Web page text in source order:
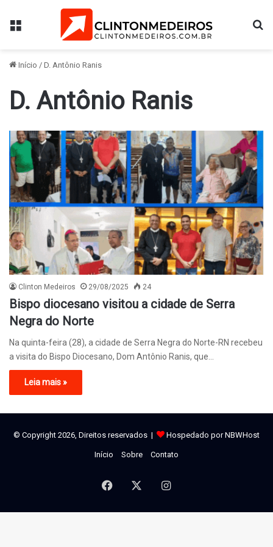
Menu
Início / D. Antônio Ranis
D. Antônio Ranis
Clinton Medeiros 29/08/2025 24
Bispo diocesano visitou a cidade de Serra
Negra do Norte
Na quinta-feira (28), a cidade de Serra Negra do Norte-RN recebeu
a visita do Bispo Diocesano, Dom Antônio Ranis, que…
Leia mais »
© Copyright 2026, Direitos reservados | Hospedado por NBWHost
Início Sobre Contato
Facebook Instagram